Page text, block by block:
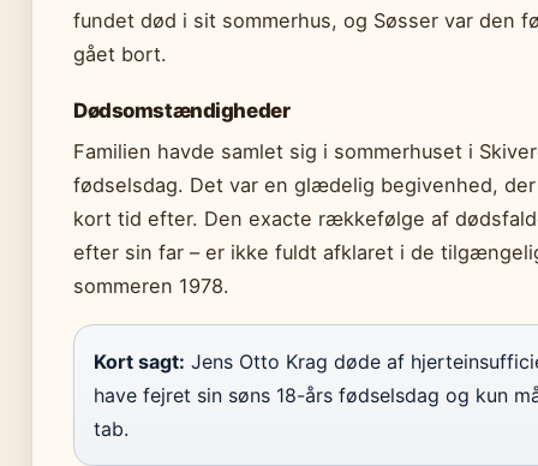
fundet død i sit sommerhus, og Søsser var den
gået bort.
Dødsomstændigheder
Familien havde samlet sig i sommerhuset i
fødselsdag. Det var en glædelig begivenhed,
kort tid efter. Den exacte rækkefølge af
efter sin far – er ikke fuldt afklaret i de
sommeren 1978.
Kort sagt: Jens Otto Krag døde af
have fejret sin søns 18-års fødselsdag og kun
tab.